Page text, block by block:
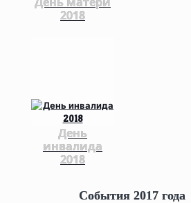
2018
День
инвалида
2018
События 2017 года